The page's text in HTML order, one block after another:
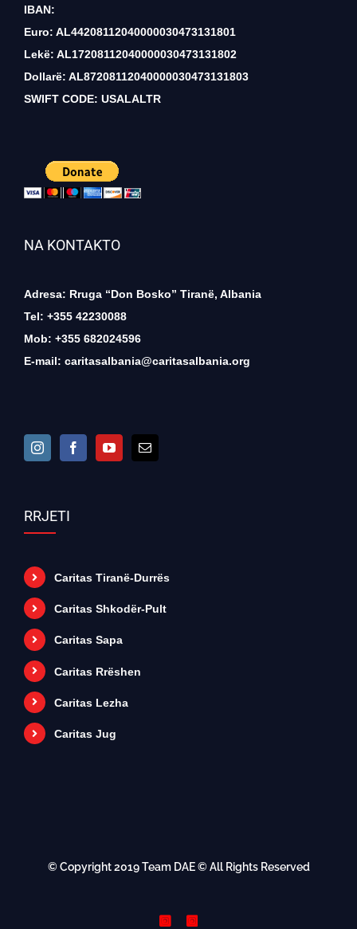
IBAN:
Euro: AL44208112040000030473131801
Lekë: AL17208112040000030473131802
Dollarë: AL87208112040000030473131803
SWIFT CODE: USALALTR
NA KONTAKTO
Adresa: Rruga “Don Bosko” Tiranë, Albania
Tel: +355 42230088
Mob: +355 682024596
E-mail: caritasalbania@caritasalbania.org
RRJETI
Caritas Tiranë-Durrës
Caritas Shkodër-Pult
Caritas Sapa
Caritas Rrëshen
Caritas Lezha
Caritas Jug
© Copyright 2019Team DAE© All Rights Reserved
InstagramInstagram